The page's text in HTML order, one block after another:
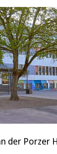
der Porzer